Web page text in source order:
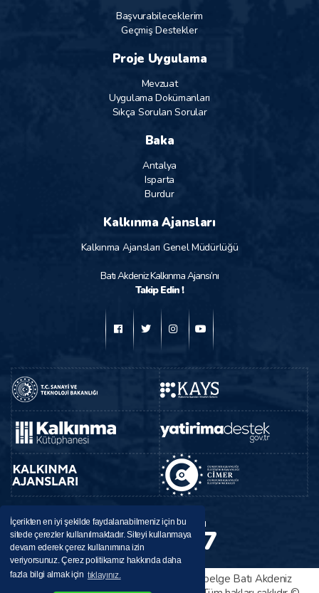
İçerikten en iyi şekilde faydalanabilmeniz için bu
sitede çerezler kullanılmaktadır. Siteyi kullanmaya
devam ederek çerez kullanımına izin
veriyorsunuz. Çerez politikamız hakkında daha
fazla bilgi almak için tıklayınız.
Başvurabileceklerim
Geçmiş Destekler
Proje Uygulama
Mevzuat
Uygulama Dokümanları
Sıkça Sorulan Sorular
Baka
Antalya
Isparta
Burdur
Kalkınma Ajansları
Kalkınma Ajansları Genel Müdürlüğü
Batı Akdeniz Kalkınma Ajansı’nı
Takip Edin !
BAKADestek Hattı
0246 224 37 37
Bu sitede yayınlanan her türlü bilgi ve belge Batı Akdeniz